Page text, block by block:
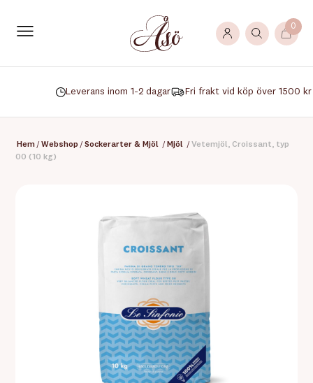
0
Leverans inom 1-2 dagar Fri frakt vid köp över 1500 kr
Hem / Webshop / Sockerarter & Mjöl / Mjöl / Vetemjöl, Croissant, typ
00 (10 kg)